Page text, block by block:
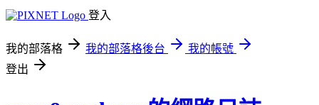
登入
我的部落格 我的部落格後台
我的帳號
登出